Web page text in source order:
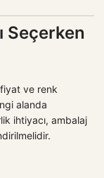
Seçerken
ve renk
alanda
ihtiyacı, ambalaj